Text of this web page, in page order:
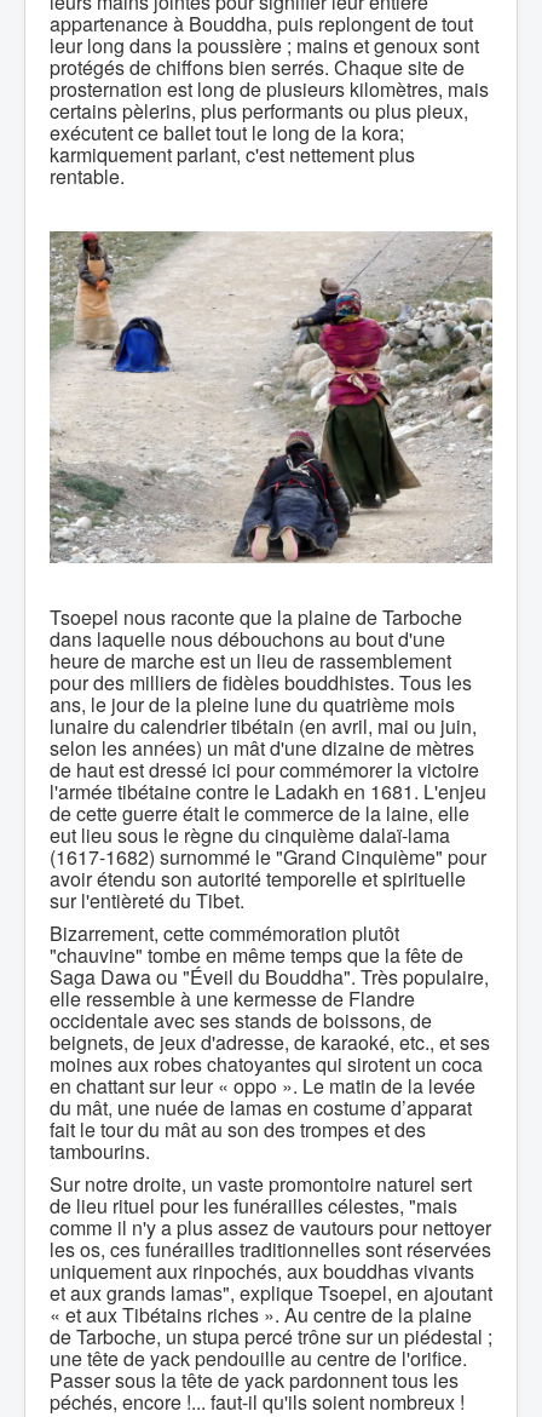
appartenance à Bouddha, puis replongent de tout
leur long dans la poussière ; mains et genoux sont
protégés de chiffons bien serrés. Chaque site de
prosternation est long de plusieurs kilomètres, mais
certains pèlerins, plus performants ou plus pieux,
exécutent ce ballet tout le long de la kora;
karmiquement parlant, c'est nettement plus
rentable.
Tsoepel nous raconte que la plaine de Tarboche
dans laquelle nous débouchons au bout d'une
heure de marche est un lieu de rassemblement
pour des milliers de fidèles bouddhistes. Tous les
ans, le jour de la pleine lune du quatrième mois
lunaire du calendrier tibétain (en avril, mai ou juin,
selon les années) un mât d'une dizaine de mètres
de haut est dressé ici pour commémorer la victoire
l'armée tibétaine contre le Ladakh en 1681. L'enjeu
de cette guerre était le commerce de la laine, elle
eut lieu sous le règne du cinquième dalaï-lama
(1617-1682) surnommé le "Grand Cinquième" pour
avoir étendu son autorité temporelle et spirituelle
sur l'entièreté du Tibet.
Bizarrement, cette commémoration plutôt
"chauvine" tombe en même temps que la fête de
Saga Dawa ou "Éveil du Bouddha". Très populaire,
elle ressemble à une kermesse de Flandre
occidentale avec ses stands de boissons, de
beignets, de jeux d'adresse, de karaoké, etc., et ses
moines aux robes chatoyantes qui sirotent un coca
en chattant sur leur « oppo ». Le matin de la levée
du mât, une nuée de lamas en costume d’apparat
fait le tour du mât au son des trompes et des
tambourins.
Sur notre droite, un vaste promontoire naturel sert
de lieu rituel pour les funérailles célestes, "mais
comme il n'y a plus assez de vautours pour nettoyer
les os, ces funérailles traditionnelles sont réservées
uniquement aux rinpochés, aux bouddhas vivants
et aux grands lamas", explique Tsoepel, en ajoutant
« et aux Tibétains riches ». Au centre de la plaine
de Tarboche, un stupa percé trône sur un piédestal ;
une tête de yack pendouille au centre de l'orifice.
Passer sous la tête de yack pardonnent tous les
péchés, encore !... faut-il qu'ils soient nombreux !